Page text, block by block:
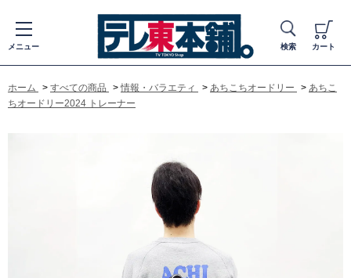
メニュー 検索 カート
ホーム > すべての商品 >情報・バラエティ > あちこちオードリー > あちこ
ちオードリー2024 トレーナー